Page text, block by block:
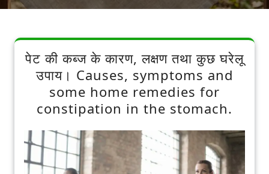
पेट की कब्ज के कारण, लक्षण तथा कुछ घरेलू
उपाय। Causes, symptoms and
some home remedies for
constipation in the stomach.